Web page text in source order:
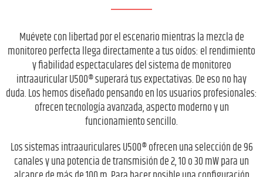
Muévete con libertad por el escenario mientras la mezcla de
monitoreo perfecta llega directamente a tus oídos: el rendimiento
y fiabilidad espectaculares del sistema de monitoreo
intraauricular U500® superará tus expectativas. De eso no hay
duda. Los hemos diseñado pensando en los usuarios profesionales:
ofrecen tecnología avanzada, aspecto moderno y un
funcionamiento sencillo.
Los sistemas intraauriculares U500® ofrecen una selección de 96
canales y una potencia de transmisión de 2, 10 o 30 mW para un